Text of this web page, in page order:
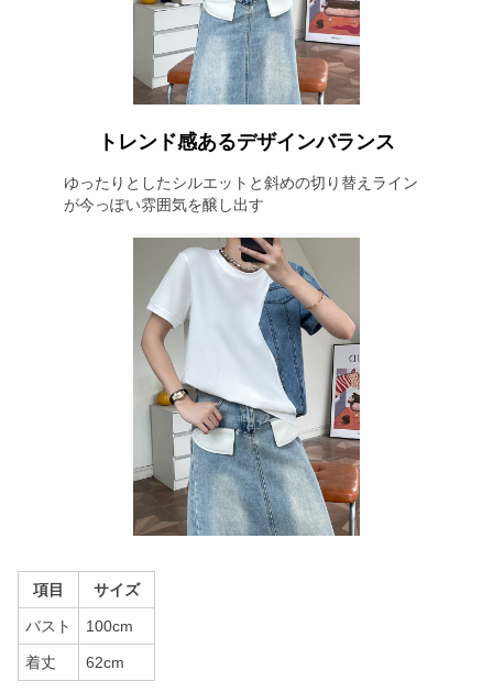
トレンド感あるデザインバランス
ゆったりとしたシルエットと斜めの切り替えライン
が今っぽい雰囲気を醸し出す
項目 サイズ
バスト 100cm
着丈 62cm